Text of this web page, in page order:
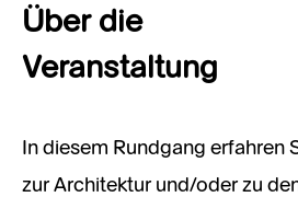
Über die
Veranstaltung
In diesem Rundgang erfahren
zur Architektur und/oder zu